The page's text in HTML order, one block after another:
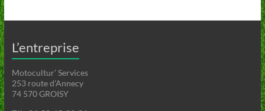
L’entreprise
Motocultur’ Services
253 route d’Annecy
74 570 GROISY